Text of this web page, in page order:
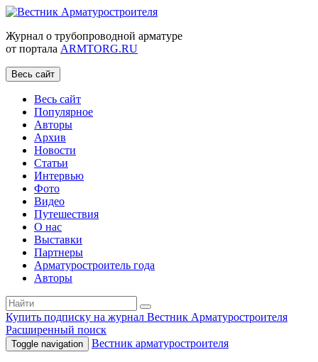
Журнал о трубопроводной арматуре
от портала ARMTORG.RU
Весь сайт
Весь сайт
Популярное
Авторы
Архив
Новости
Статьи
Интервью
Фото
Видео
Путешествия
О нас
Выставки
Партнеры
Арматуростроитель года
Авторы
Купить подписку на журнал Вестник Арматуростроителя
Расширенный поиск
Toggle navigation Вестник арматуростроителя